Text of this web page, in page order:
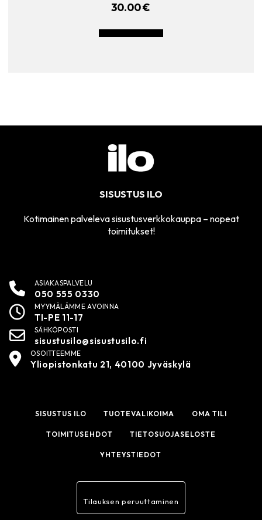
30.00€
SISUSTUS ILO
Kotimainen palveleva sisustusverkkokauppa – nopeat
toimitukset!
ASIAKASPALVELU
050 555 0330
MYYMÄLÄMME AVOINNA
TI-PE 11-17
SÄHKÖPOSTI
sisustusilo@sisustusilo.fi
OSOITTEEMME
Yliopistonkatu 21, 40100 Jyväskylä
SISUSTUS ILO TUOTEVALIKOIMA OMA TILI
TOIMITUSEHDOT TIETOSUOJASELOSTE
YHTEYSTIEDOT
Tilauksen peruuttaminen